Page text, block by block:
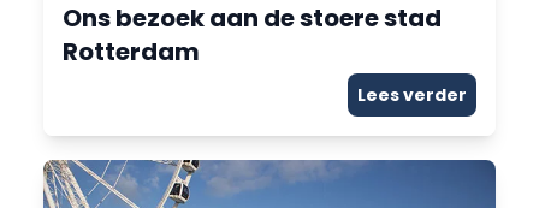
Ons bezoek aan de stoere stad
Rotterdam
Lees verder